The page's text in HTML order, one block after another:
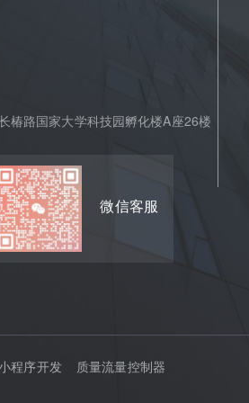
椿路国家大学科技园孵化楼A座26楼
微信客服
程序开发 质量流量控制器